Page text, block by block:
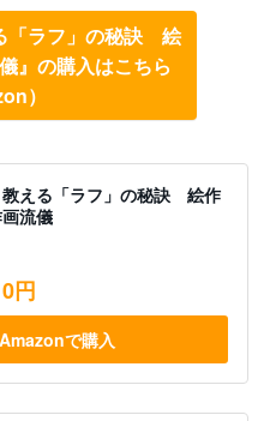
「ラフ」の秘訣 絵
』の購入はこちら
）
える「ラフ」の秘訣 絵作
流儀
円
Amazonで購入